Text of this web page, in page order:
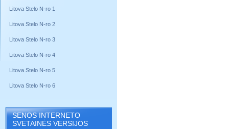
Litova Stelo N-ro 1
Litova Stelo N-ro 2
Litova Stelo N-ro 3
Litova Stelo N-ro 4
Litova Stelo N-ro 5
Litova Stelo N-ro 6
SENOS INTERNETO
SVETAINĖS VERSIJOS